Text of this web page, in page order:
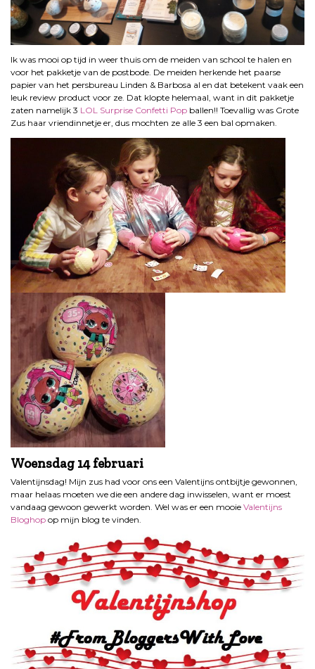
Ik was mooi op tijd in weer thuis om de meiden van school te halen en
voor het pakketje van de postbode. De meiden herkende het paarse
papier van het persbureau Linden & Barbosa al en dat betekent vaak een
leuk review product voor ze. Dat klopte helemaal, want in dit pakketje
zaten namelijk 3 LOL Surprise Confetti Pop ballen!! Toevallig was Grote
Zus haar vriendinnetje er, dus mochten ze alle 3 een bal opmaken.
Woensdag 14 februari
Valentijnsdag! Mijn zus had voor ons een Valentijns ontbijtje gewonnen,
maar helaas moeten we die een andere dag inwisselen, want er moest
vandaag gewoon gewerkt worden. Wel was er een mooie Valentijns
Bloghop op mijn blog te vinden.